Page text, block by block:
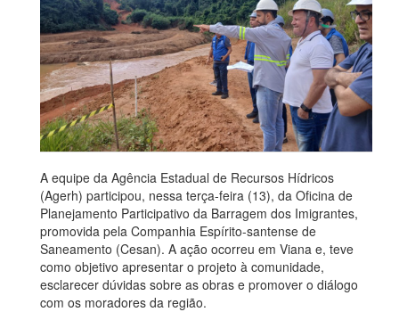
A equipe da Agência Estadual de Recursos Hídricos
(Agerh) participou, nessa terça-feira (13), da Oficina de
Planejamento Participativo da Barragem dos Imigrantes,
promovida pela Companhia Espírito-santense de
Saneamento (Cesan). A ação ocorreu em Viana e, teve
como objetivo apresentar o projeto à comunidade,
esclarecer dúvidas sobre as obras e promover o diálogo
com os moradores da região.